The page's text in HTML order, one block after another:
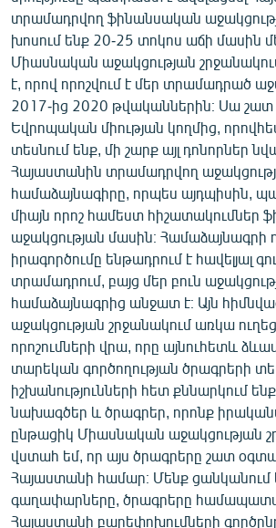
տրամադրվող ֆինանսական
խոսում ենք 20-25 տոկոս աճի մասին
Միասնական աջակցության
է, որով որոշվում է մեր տրամադրած
2017-ից 2020 թվականներին։ Սա շատ
Եվրոպական միության կողմից,
տեսնում ենք, մի շարք այլ դոնորներ
Հայաստանին տրամադրվող
համաձայնագիրը, որպես այդպիսին,
միայն որոշ համեստ հիշատակումներ
աջակցության մասին։ Համաձայնագրի
իրագործումը ենթադրում է հավելյալ
տրամադրում, բայց մեր բուն
համաձայնագրից անջատ է։ Այն
աջակցության շրջանակում առկա
որոշումների վրա, որը այնուհետև
տարեկան գործողության ծրագրերի
իշխանությունների հետ քննարկում
նախագծեր և ծրագրեր, որոնք
ընթացիկ Միասնական աջակցության
վստահ եմ, որ այս ծրագրերը շատ
Հայաստանի համար։ Մենք ցանկանում
գաղափարները, ծրագրերը
Հայաստանի բարեփոխումների